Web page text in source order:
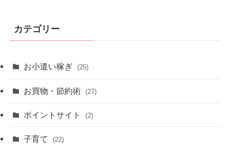
カテゴリー
お小遣い稼ぎ (25)
お買物・節約術 (27)
ポイントサイト (2)
子育て (22)